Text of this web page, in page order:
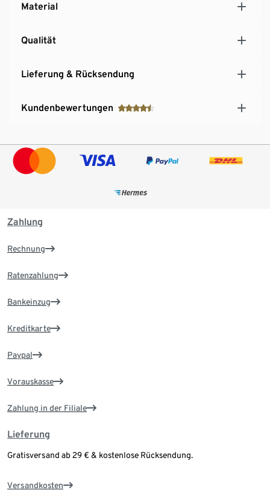
Material
Qualität
Lieferung & Rücksendung
Kundenbewertungen
Zahlung
Rechnung
Ratenzahlung
Bankeinzug
Kreditkarte
Paypal
Vorauskasse
Zahlung in der Filiale
Lieferung
Gratisversand ab 29 € & kostenlose Rücksendung.
Versandkosten